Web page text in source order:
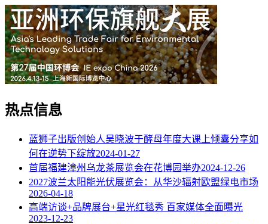
热点信息
蓝狮子出版创始人吴晓波于酵母年度大课上倾囊分享如
何在逆势下绽放2024-01-27
首届福建漳州乌龙茶展览会在花博园举办2024-12-26
2027波兰太阳能光伏展览会：从华沙辐射欧盟绿电市场
2026-04-18
高端访谈+品牌展台+星光红毯秀 百家媒体全面曝光
2023-12-23